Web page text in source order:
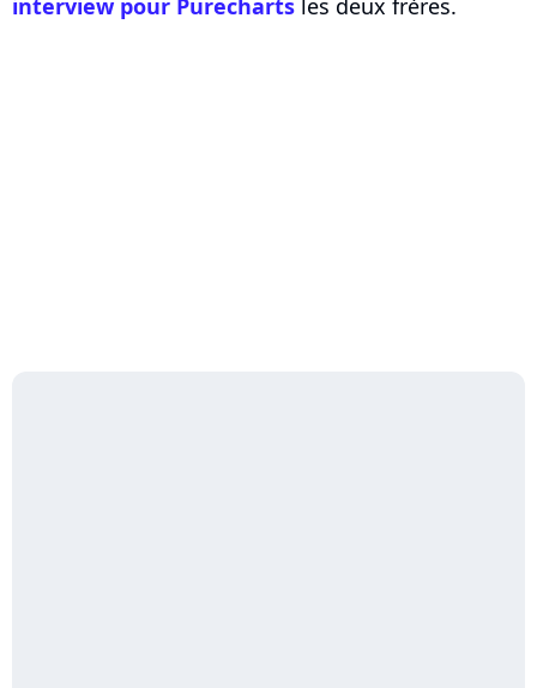
interview pour Purecharts les deux frères.